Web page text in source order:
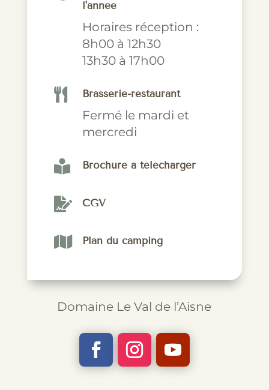
l'année
Horaires réception :
8h00 à 12h30
13h30 à 17h00
 Brasserie-restaurant
Fermé le mardi et
mercredi
 Brochure à télécharger
 CGV
 Plan du camping
Domaine Le Val de l’Aisne